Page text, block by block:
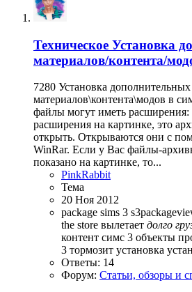
Техническое Установка
материалов/контента/
7280 Установка дополнительных
материалов\контента\модов в
файлы могут иметь
расширения на картинке, это
открыть. Открываются они с
WinRar. Если у Вас файлы-
показано на картинке, то...
PinkRabbit
Тема
20 Ноя 2012
package sims 3
the store вылетает долго
контент симс 3 объекты
3 тормозит установка
Ответы: 14
Форум: Статьи, обзоры и